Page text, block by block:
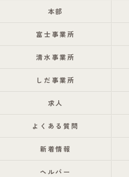
本部
富士事業所
清水事業所
しだ事業所
求人
よくある質問
新着情報
ヘルパー